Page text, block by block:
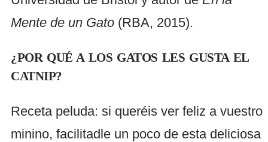
Mente de un Gato (RBA, 2015).
¿POR QUÉ A LOS GATOS LES GUSTA EL
CATNIP?
Receta peluda: si queréis ver feliz a vuestro
minino, facilitadle un poco de esta deliciosa